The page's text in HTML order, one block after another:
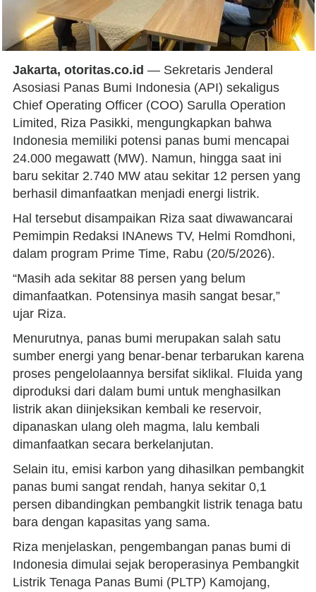
Jakarta, otoritas.co.id — Sekretaris Jenderal
Asosiasi Panas Bumi Indonesia (API) sekaligus
Chief Operating Officer (COO) Sarulla Operation
Limited, Riza Pasikki, mengungkapkan bahwa
Indonesia memiliki potensi panas bumi mencapai
24.000 megawatt (MW). Namun, hingga saat ini
baru sekitar 2.740 MW atau sekitar 12 persen yang
berhasil dimanfaatkan menjadi energi listrik.
Hal tersebut disampaikan Riza saat diwawancarai
Pemimpin Redaksi INAnews TV, Helmi Romdhoni,
dalam program Prime Time, Rabu (20/5/2026).
“Masih ada sekitar 88 persen yang belum
dimanfaatkan. Potensinya masih sangat besar,”
ujar Riza.
Menurutnya, panas bumi merupakan salah satu
sumber energi yang benar-benar terbarukan karena
proses pengelolaannya bersifat siklikal. Fluida yang
diproduksi dari dalam bumi untuk menghasilkan
listrik akan diinjeksikan kembali ke reservoir,
dipanaskan ulang oleh magma, lalu kembali
dimanfaatkan secara berkelanjutan.
Selain itu, emisi karbon yang dihasilkan pembangkit
panas bumi sangat rendah, hanya sekitar 0,1
persen dibandingkan pembangkit listrik tenaga batu
bara dengan kapasitas yang sama.
Riza menjelaskan, pengembangan panas bumi di
Indonesia dimulai sejak beroperasinya Pembangkit
Listrik Tenaga Panas Bumi (PLTP) Kamojang,